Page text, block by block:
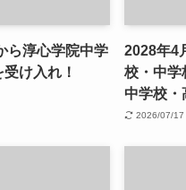
ら淳心学院中学
け入れ！
2028年4
校・中学
中学校・
2026/07/17